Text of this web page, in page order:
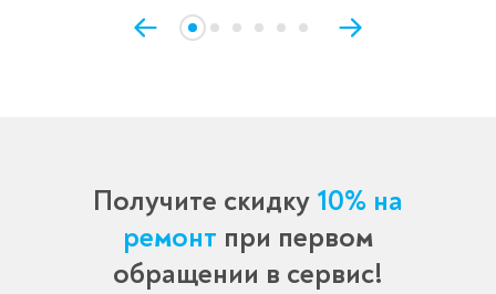
Получите скидку 10% на
ремонт при первом
обращении в сервис!